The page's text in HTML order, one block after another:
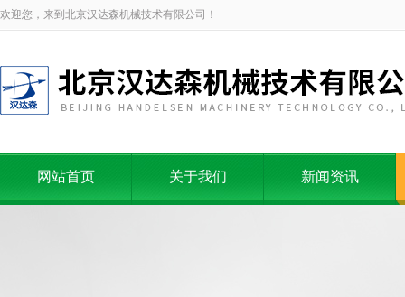
欢迎您，来到北京汉达森机械技术有限公司！
网站首页 关于我们 新闻资讯